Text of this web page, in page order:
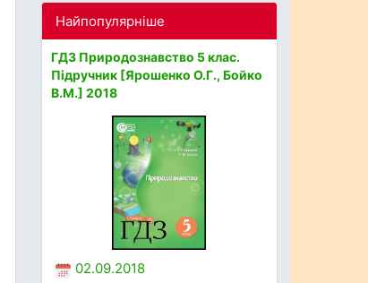
Найпопулярніше
ГДЗ Природознавство 5 клас.
Підручник [Ярошенко О.Г., Бойко
В.М.] 2018
02.09.2018